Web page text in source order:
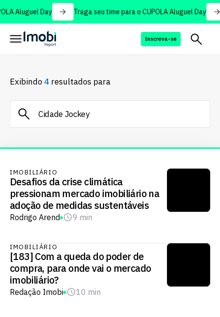
Aluguel Day Traga seu time para o CUPOLA Aluguel Day
Inscreva-se
Exibindo4 resultados para
IMOBILIÁRIO
Desafios da crise climática
pressionam mercado imobiliário na
adoção de medidas sustentáveis
Rodrigo Arend 9 min
IMOBILIÁRIO
[183] Com a queda do poder de
compra, para onde vai o mercado
imobiliário?
Redação Imobi 10 min